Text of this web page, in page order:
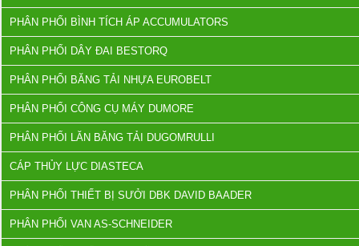
PHÂN PHỐI BÌNH TÍCH ÁP ACCUMULATORS
PHÂN PHỐI DÂY ĐAI BESTORQ
PHÂN PHỐI BĂNG TẢI NHỰA EUROBELT
PHÂN PHỐI CÔNG CỤ MÁY DUMORE
PHÂN PHỐI LĂN BĂNG TẢI DUGOMRULLI
CÁP THỦY LỰC DIASTECA
PHÂN PHỐI THIẾT BỊ SƯỞI DBK DAVID BAADER
PHÂN PHỐI VAN AS-SCHNEIDER